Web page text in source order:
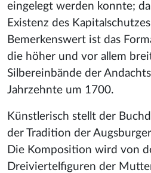
eingelegt werden konnte;
Existenz des
Bemerkenswert ist das
die höher und vor allem
Silbereinbände der
Jahrzehnte um 1700.
Künstlerisch stellt der
der Tradition der
Die Komposition wird von
Dreiviertelfiguren der